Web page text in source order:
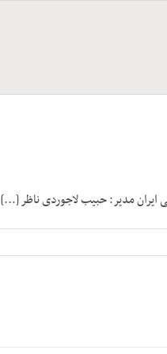
ایران مدیر: حبیب لاجوردی ناظر [...]